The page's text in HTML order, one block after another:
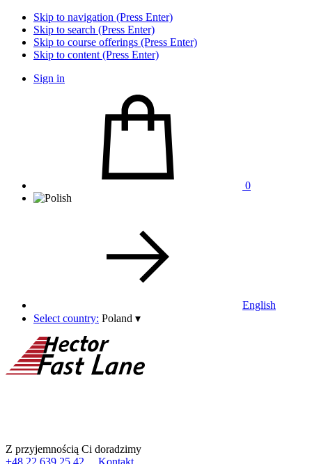
Skip to navigation (Press Enter)
Skip to search (Press Enter)
Skip to course offerings (Press Enter)
Skip to content (Press Enter)
Sign in
0
English
Select country: Poland ▾
Z przyjemnością Ci doradzimy
+48 22 639 25 42
Kontakt